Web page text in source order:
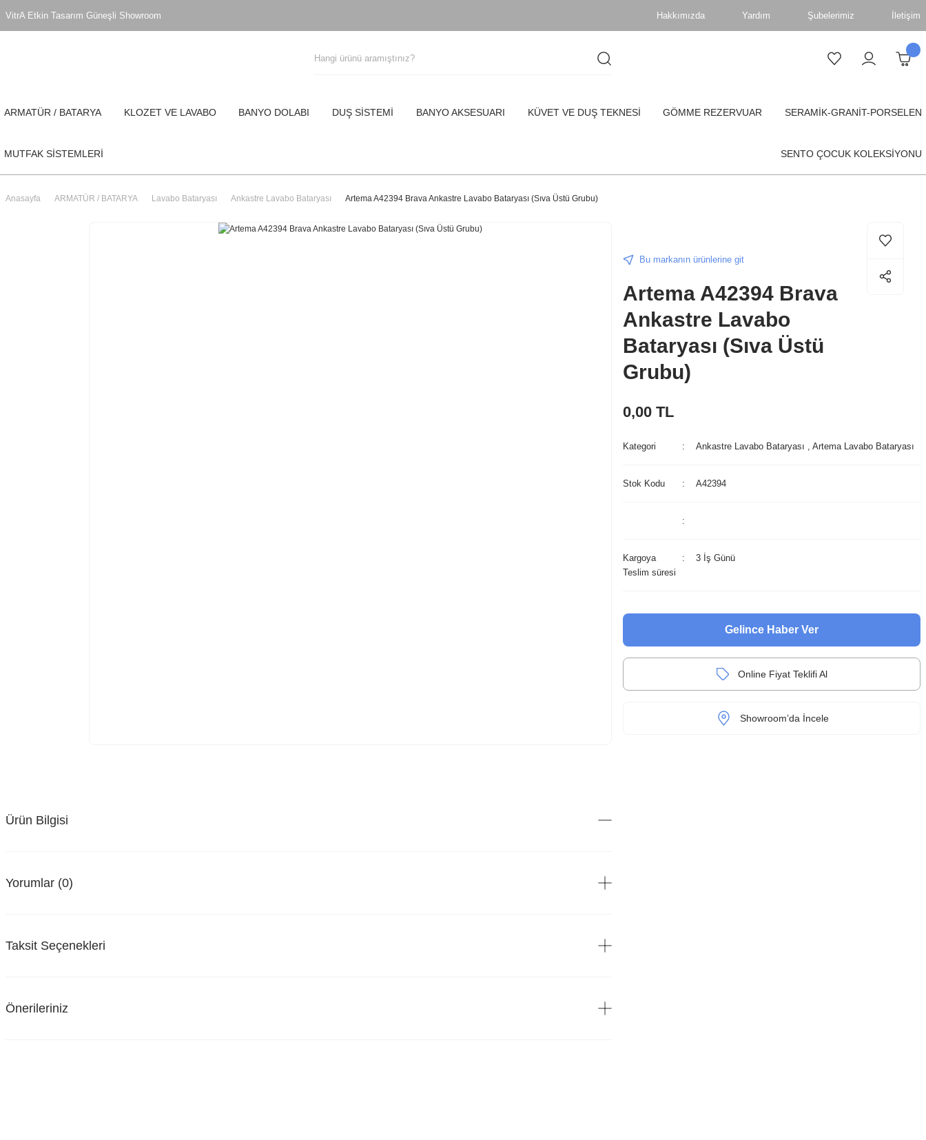
VitrA Etkin Tasarım Güneşli Showroom Hakkımızda Yardım Şubelerimiz İletişim
ARMATÜR / BATARYA KLOZET VE LAVABO BANYO DOLABI DUŞ SİSTEMİ BANYO AKSESUARI KÜVET VE DUŞ TEKNESİ GÖMME REZERVUAR SERAMİK-GRANİT-PORSELEN
MUTFAK SİSTEMLERİ SENTO ÇOCUK KOLEKSİYONU
Anasayfa ARMATÜR / BATARYA Lavabo Bataryası Ankastre Lavabo Bataryası Artema A42394 Brava Ankastre Lavabo Bataryası (Sıva Üstü Grubu)
Ürün Bilgisi
Yorumlar (0)
Taksit Seçenekleri
Önerileriniz
Bu markanın ürünlerine git
Artema A42394 Brava
Ankastre Lavabo
Bataryası (Sıva Üstü
Grubu)
0,00 TL
Kategori Ankastre Lavabo Bataryası ,Artema Lavabo Bataryası
Stok Kodu A42394
Kargoya
Teslim süresi
3 İş Günü
Gelince Haber Ver
Online Fiyat Teklifi Al
Showroom’da İncele